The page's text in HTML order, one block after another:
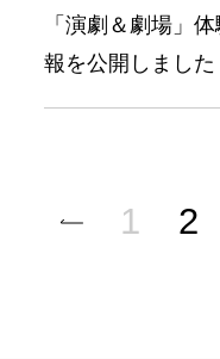
「演劇＆劇場」
報を公開しました
1 2